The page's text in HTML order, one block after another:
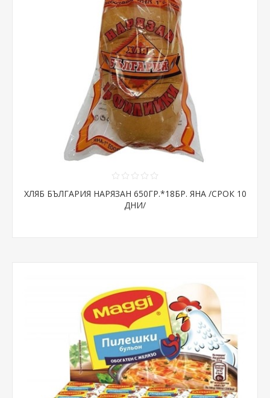
ХЛЯБ БЪЛГАРИЯ НАРЯЗАН 650ГР.*18БР. ЯНА /СРОК 10
ДНИ/